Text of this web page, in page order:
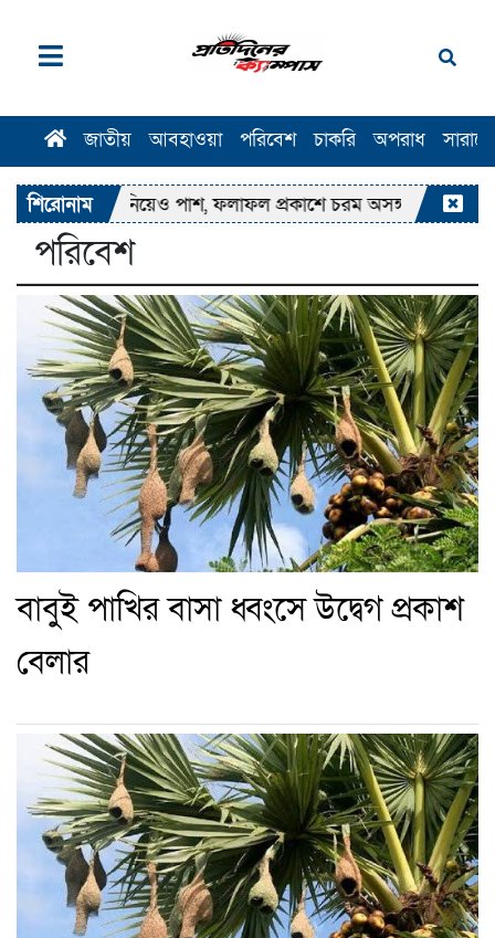
জাতীয় আবহাওয়া পরিবেশ চাকরি অপরাধ
শিরোনাম
অংশ না নিয়েও পাশ, ফলাফল প্রকাশে চরম অসঙ্গতির অভিযোগ
পরিবেশ
বাবুই পাখির বাসা ধ্বংসে উদ্বেগ প্রকাশ
বেলার